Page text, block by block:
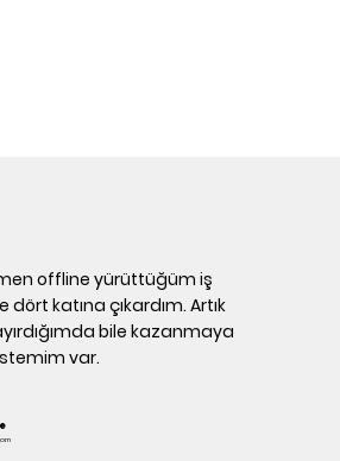
offline yürüttüğüm iş
katına çıkardım. Artık
bile kazanmaya
var.